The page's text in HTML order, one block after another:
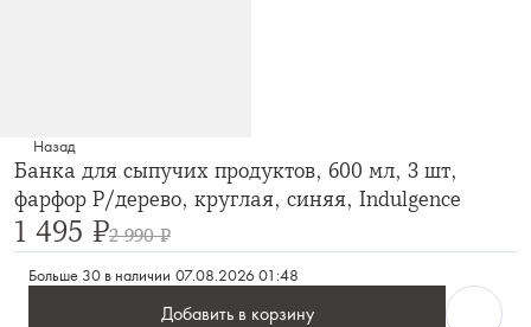
Назад
Банка для сыпучих продуктов, 600 мл, 3 шт,
фарфор P/дерево, круглая, синяя, Indulgence
1 495 ₽2 990 ₽
Больше 30 в наличии 07.08.2026 01:48
Добавить в корзину